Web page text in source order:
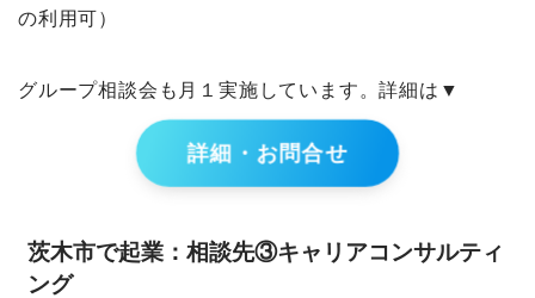
の利用可）
グループ相談会も月１実施しています。詳細は▼
詳細・お問合せ
茨木市で起業：相談先③キャリアコンサルティ
ング